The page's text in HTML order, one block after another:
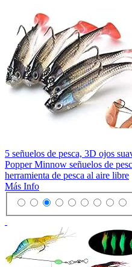
5 señuelos de pesca, 3D ojos
Popper Minnow señuelos de
herramienta de pesca al aire libre
Más Info